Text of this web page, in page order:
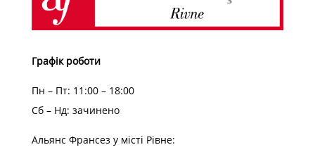
Графік роботи
Пн – Пт: 11:00 – 18:00
Сб – Нд: зачинено
Альянс Франсез у місті Рівне: